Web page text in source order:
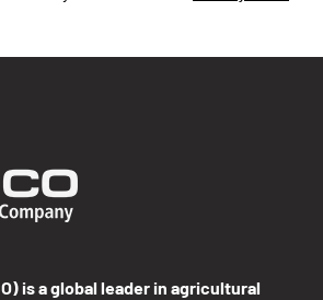
is a global leader in agricultural